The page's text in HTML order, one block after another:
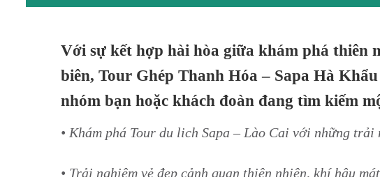
Với sự kết hợp hài hòa giữa khám phá thiên
biên, Tour Ghép Thanh Hóa – Sapa Hà
nhóm bạn hoặc khách đoàn đang tìm kiếm
• Khám phá Tour du lich Sapa – Lào Cai với những trải
• Trải nghiệm vẻ đẹp cảnh quan thiên nhiên, khí hậu